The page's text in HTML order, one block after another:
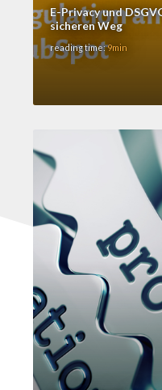
E-Privacy und
sicheren Weg
reading time:9min